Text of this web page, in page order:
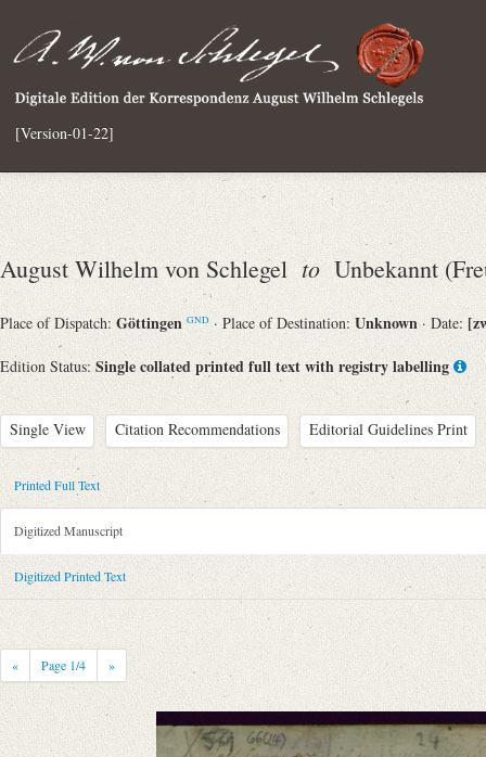
[Version-01-22]
August Wilhelm von Schlegel to Unbekannt
Place of Dispatch: Göttingen GND · Place of Destination: Unknown · Date:
Edition Status: Single collated printed full text with registry labelling
Single View Citation Recommendations Editorial Guidelines Print
Metadata Concerning Header
Sender: August Wilhelm von Schlegel
Recipient: Unbekannt (Freund)
Place of Dispatch: Göttingen
Place of Destination: Unknown
Notations: Absendeort erschlossen.
Printed Text
Bibliography: Körner, Josef: Ludwig Tieck und die Brüder
Zeitschrift für deutsche Philologie 56 (1931), S. 382.
Printed Full Text
Digitized Manuscript
Digitized Printed Text
« Page 1/4 »